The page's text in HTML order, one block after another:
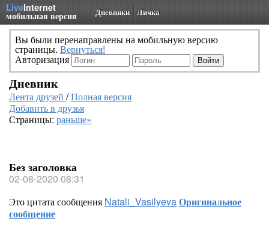
LiveInternet
мобильная версия Дневники Личка
Вы были перенаправлены на мобильную версию
страницы. Вернуться!
Авторизация
Дневник
Лента друзей /Полная версия
Добавить в друзья
Страницы: раньше»
Без заголовка
02-08-2020 08:31
Это цитата сообщения Natali_VasilyevaОригинальное
сообщение